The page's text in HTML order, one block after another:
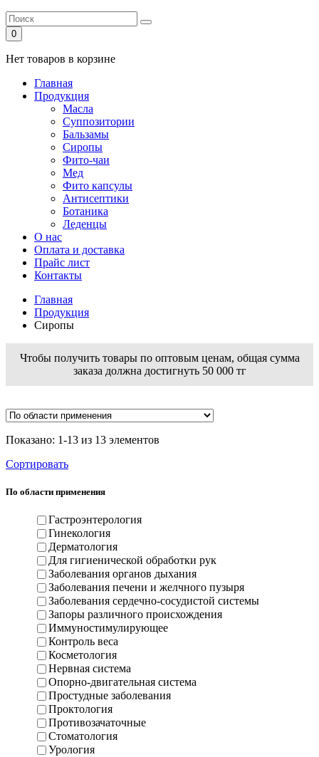
0
Нет товаров в корзине
Главная
Продукция
Масла
Суппозитории
Бальзамы
Сиропы
Фито-чаи
Мед
Фито капсулы
Антисептики
Ботаника
Леденцы
О нас
Оплата и доставка
Прайс лист
Контакты
Главная
Продукция
Сиропы
Чтобы получить товары по оптовым ценам, общая сумма
заказа должна достигнуть 50 000 тг
Показано: 1-13 из 13 элементов
Сортировать
По области применения
Гастроэнтерология
Гинекология
Дерматология
Для гигиенической обработки рук
Заболевания органов дыхания
Заболевания печени и желчного пузыря
Заболевания сердечно-сосудистой системы
Запоры различного происхождения
Иммуностимулирующее
Контроль веса
Косметология
Нервная система
Опорно-двигательная система
Простудные заболевания
Проктология
Противозачаточные
Стоматология
Урология